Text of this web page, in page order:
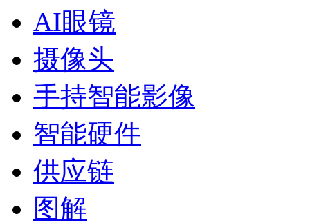
AI眼镜
摄像头
手持智能影像
智能硬件
供应链
图解